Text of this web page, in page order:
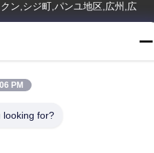
ン,シジ町,パンユ地区,広州,広
PM
looking for?